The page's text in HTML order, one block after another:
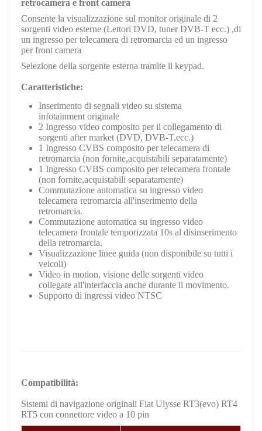
retrocamera e front camera
Consente la visualizzazione sul monitor originale di 2
sorgenti video esterne (Lettori DVD, tuner DVB-T ecc.) ,di
un ingresso per telecamera di retromarcia ed un ingresso
per front camera
Selezione della sorgente esterna tramite il keypad.
Caratteristiche:
Inserimento di segnali video su sistema
infotainment originale
2 Ingresso video composito per il collegamento di
sorgenti after market (DVD, DVB-T,ecc.)
1 Ingresso CVBS composito per telecamera di
retromarcia (non fornite,acquistabili separatamente)
1 Ingresso CVBS composito per telecamera frontale
(non fornite,acquistabili separatamente)
Commutazione automatica su ingresso video
telecamera retromarcia all'inserimento della
retromarcia.
Commutazione automatica su ingresso video
telecamera frontale temporizzata 10s al disinserimento
della retromarcia.
Visualizzazione linee guida (non disponibile su tutti i
veicoli)
Video in motion, visione delle sorgenti video
collegate all'interfaccia anche durante il movimento.
Supporto di ingressi video NTSC
Compatibilità:
Sistemi di navigazione originali Fiat Ulysse RT3(evo) RT4
RT5 con connettore video a 10 pin